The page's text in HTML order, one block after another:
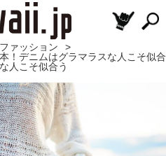
ァッション
>
！デニムはグラマラスな人こそ似合
人こそ似合う